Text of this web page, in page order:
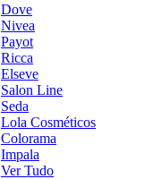
Dove
Nivea
Payot
Ricca
Elseve
Salon Line
Seda
Lola Cosméticos
Colorama
Impala
Ver Tudo